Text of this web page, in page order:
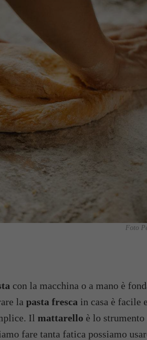
Foto
con la macchina o a mano è
la pasta fresca in casa è facile
Il mattarello è lo
fare tanta fatica possiamo